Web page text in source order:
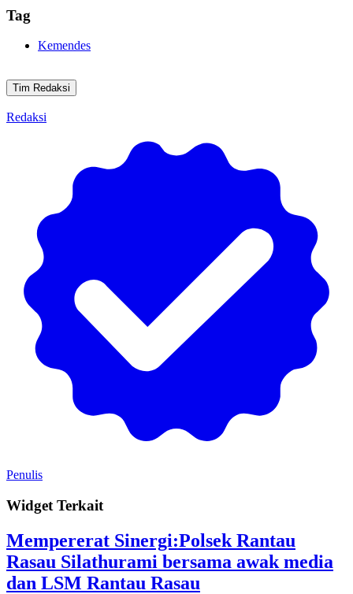
Tag
Kemendes
Tim Redaksi
Redaksi
Penulis
Widget Terkait
Mempererat Sinergi:Polsek Rantau
Rasau Silathurami bersama awak media
dan LSM Rantau Rasau